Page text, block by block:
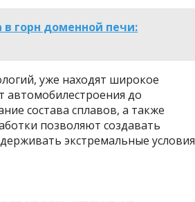
в горн доменной печи:
уже находят широкое
автомобилестроения до
состава сплавов, а также
позволяют создавать
экстремальные условия